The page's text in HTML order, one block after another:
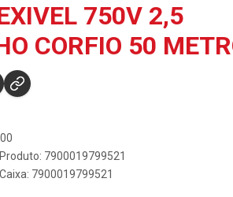
750V 2,5
CORFIO 50
7900019799521
7900019799521